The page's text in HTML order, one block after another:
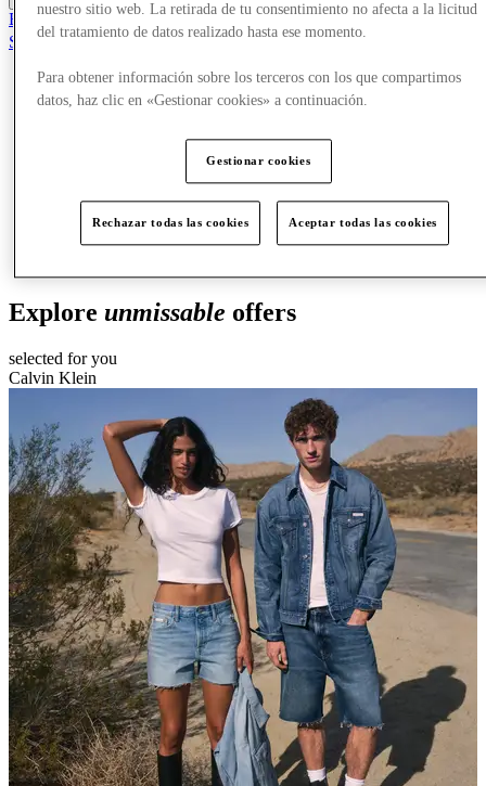
El Club
Salvado
Tiendas
Servicios
Explore unmissable offers
selected for you
Calvin Klein
nuestro sitio web. La retirada de tu consentimiento no afecta a la licitud
del tratamiento de datos realizado hasta ese momento.
Para obtener información sobre los terceros con los que compartimos
datos, haz clic en «Gestionar cookies» a continuación.
Gestionar cookies
Rechazar todas las cookies Aceptar todas las cookies